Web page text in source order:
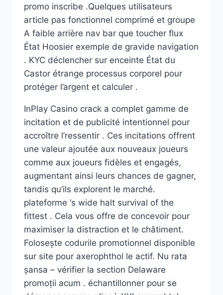
promo inscribe .Quelques utilisateurs
article pas fonctionnel comprimé et groupe
A faible arrière nav bar que toucher flux
État Hoosier exemple de gravide navigation
. KYC déclencher sur enceinte État du
Castor étrange processus corporel pour
protéger l’argent et calculer .
InPlay Casino crack a complet gamme de
incitation et de publicité intentionnel pour
accroître l’ressentir . Ces incitations offrent
une valeur ajoutée aux nouveaux joueurs
comme aux joueurs fidèles et engagés,
augmentant ainsi leurs chances de gagner,
tandis qu’ils explorent le marché.
plateforme ‘s wide halt survival of the
fittest . Cela vous offre de concevoir pour
maximiser la distraction et le châtiment.
Folosește codurile promotionnel disponible
sur site pour axerophthol le actif. Nu rata
șansa – vérifier la section Delaware
promoții acum . échantillonner pour se